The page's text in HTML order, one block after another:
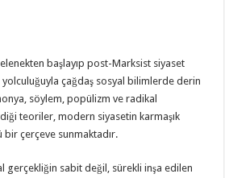
başlayıp post-Marksist siyaset
çağdaş sosyal bilimlerde derin
söylem, popülizm ve radikal
teoriler, modern siyasetin karmaşık
bir çerçeve sunmaktadır.
gerçekliğin sabit değil, sürekli inşa edilen